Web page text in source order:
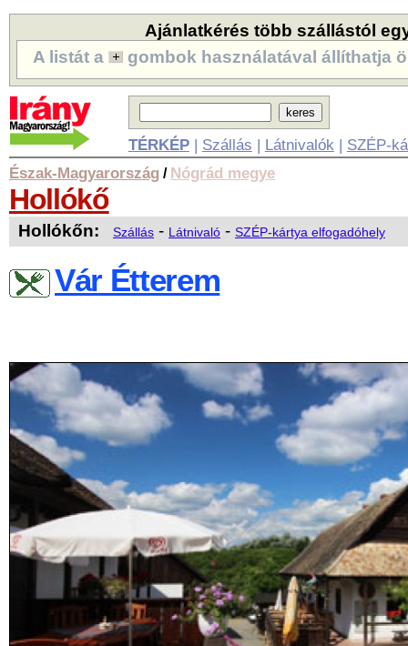
Ajánlatkérés több szállástól
A listát a
gombok használatával állíthatja
TÉRKÉP| Szállás | Látnivalók | SZÉP-
Észak-Magyarország / Nógrád megye
Hollókő
Hollókőn: Szállás - Látnivaló - SZÉP-kártya elfogadóhely
Vár Étterem